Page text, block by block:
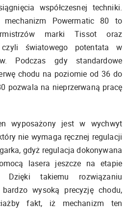
współczesnej techniki.
mechanizm Powermatic 80 to
marki Tissot oraz
czyli światowego potentata w
Podczas gdy standardowe
chodu na poziomie od 36 do
pozwala na nieprzerwaną pracę
wyposażony jest w wychwyt
nie wymaga ręcznej regulacji
gdyż regulacja dokonywana
lasera jeszcze na etapie
takiemu rozwiązaniu
wysoką precyzję chodu,
fakt, iż mechanizm ten